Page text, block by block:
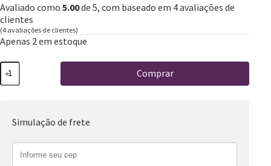
Avaliado como 5.00de 5, com baseado em 4avaliações de
clientes
(4 avaliações de clientes)
Apenas 2 em estoque
Comprar
Simulação de frete